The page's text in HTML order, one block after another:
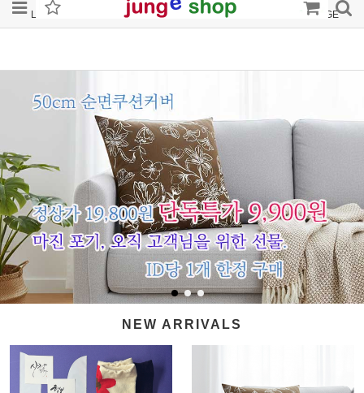
LOGIN JOIN ORDER MYPAGE
NEW ARRIVALS